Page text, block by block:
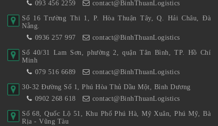
093 456 2259 contact@BinhThuanLogistics
Số 16 Trường Thi 1, P. Hòa Thuận Tây, Q. Hải Châu, Đà
Nẵng.
0936 257 997
contact@BinhThuanLogistics
Số 40/31 Lam Sơn, phường 2, quận Tân Bình, TP. Hồ Chí
Minh
079 516 6689
contact@BinhThuanLogistics
30-32 Đường Số 1, Phú Hòa Thủ Dầu Một, Bình Dương
0902 268 618
contact@BinhThuanLogistics
Số 68, Quốc Lộ 51, Khu Phố Phú Hà, Mỹ Xuân, Phú Mỹ, Bà
Rịa - Vũng Tàu